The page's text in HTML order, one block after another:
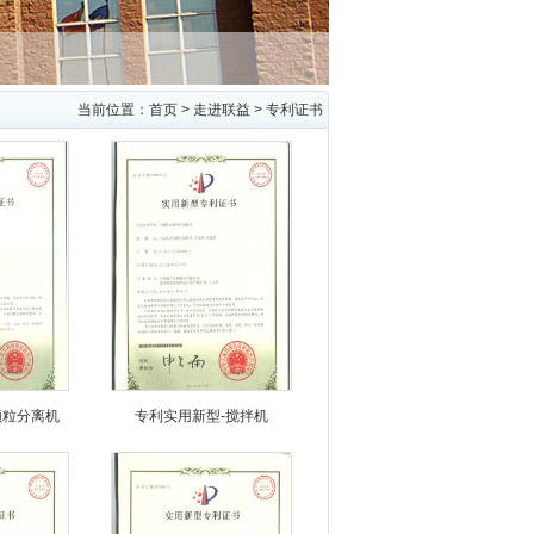
当前位置： 首页 > 走进联益 > 专利证书
分离机 专利实用新型-搅拌机